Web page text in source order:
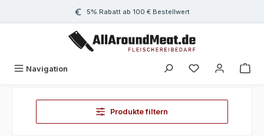
Zum Hauptinhalt springen5% Rabatt ab 100 € Bestellwert
Navigation
Produkte filtern